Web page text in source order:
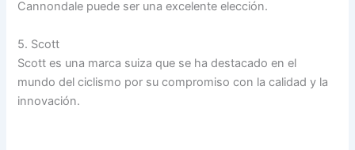
Cannondale puede ser una excelente elección.
5. Scott
Scott es una marca suiza que se ha destacado en el
mundo del ciclismo por su compromiso con la calidad y la
innovación.